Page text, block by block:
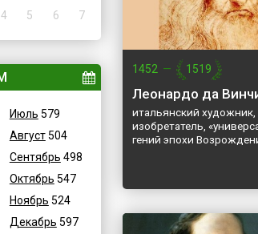
4 5 6 7
Июль 579
Август504
Сентябрь 498
Октябрь 547
Ноябрь 524
Декабрь 597
1452 — 1519
Леонардо да
итальянский художник,
изобретатель,
гений эпохи